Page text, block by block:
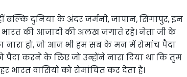
बल्कि दुनिया के अंदर जर्मनी, जापान, सिंगापुर, इन
की आजादी की अलख जगाते रहे। नेता जी के
नारा हो, जो आज भी हम सब के मन में रोमांच पैदा
करने के लिए जो उन्होंने नारा दिया था कि तुम
वासियों को रोमांचित कर देता है।